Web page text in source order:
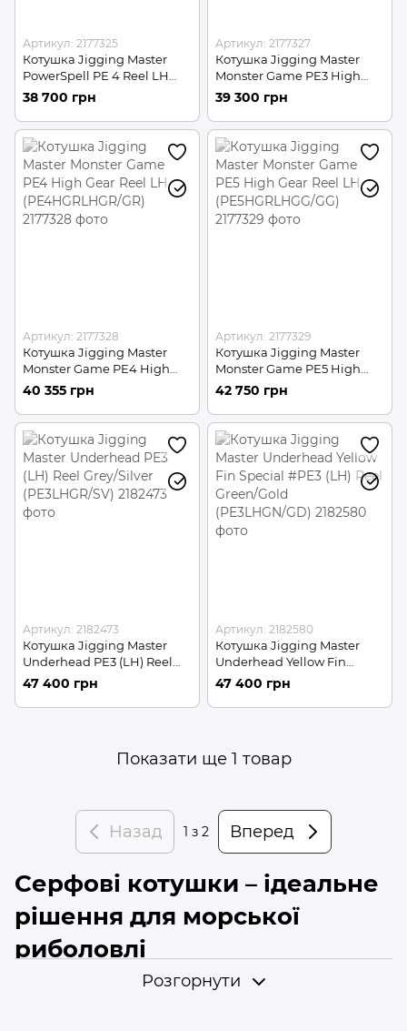
Артикул: 2177325
Котушка Jigging Master
PowerSpell PE 4 Reel LH
(PE4LHBK/GR)
38 700 грн
Артикул: 2177327
Котушка Jigging Master
Monster Game PE3 High
Gear Reel LH
(PE3HGRLHGG/GG)
39 300 грн
Артикул: 2177328
Котушка Jigging Master
Monster Game PE4 High
Gear Reel LH
(PE4HGRLHGR/GR)
40 355 грн
Артикул: 2177329
Котушка Jigging Master
Monster Game PE5 High
Gear Reel LH
(PE5HGRLHGG/GG)
42 750 грн
Артикул: 2182473
Котушка Jigging Master
Underhead PE3 (LH) Reel
Grey/Silver (PE3LHGR/SV)
47 400 грн
Артикул: 2182580
Котушка Jigging Master
Underhead Yellow Fin
Special #PE3 (LH) Reel
Green/Gold (PE3LHGN/GD)
47 400 грн
Показати ще 1 товар
Назад 1 з 2 Вперед
Серфові котушки – ідеальне
рішення для морської
риболовлі
– це потужне та надійне
Розгорнути